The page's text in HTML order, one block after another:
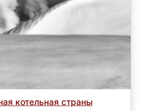
котельная страны